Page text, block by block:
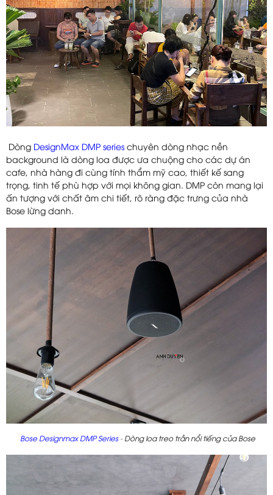
Dòng DesignMax DMP series chuyên dòng nhạc nền
background là dòng loa được ưa chuộng cho các dự án
cafe, nhà hàng đi cùng tính thẩm mỹ cao, thiết kế sang
trọng, tinh tế phù hợp với mọi không gian. DMP còn mang lại
ấn tượng với chất âm chi tiết, rõ ràng đặc trưng của nhà
Bose lừng danh.
Bose Designmax DMP Series- Dòng loa treo trần nổi tiếng của Bose